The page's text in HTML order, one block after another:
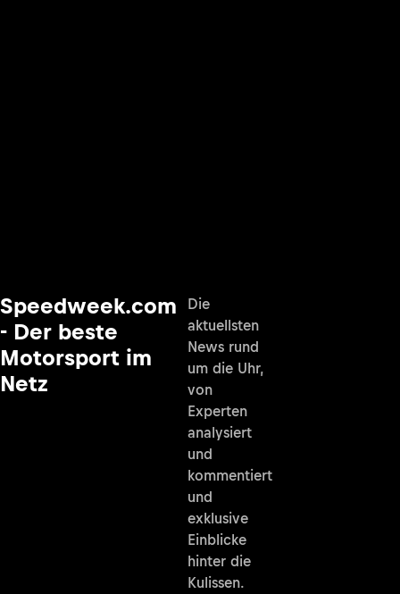
Speedweek.com
- Der beste
Motorsport im
Netz
Die
aktuellsten
News rund
um die Uhr,
von
Experten
analysiert
und
kommentiert
und
exklusive
Einblicke
hinter die
Kulissen.